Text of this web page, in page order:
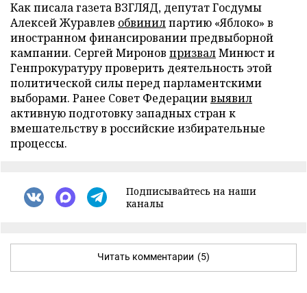
Как писала газета ВЗГЛЯД, депутат Госдумы
Алексей Журавлев обвинилпартию «Яблоко» в
иностранном финансировании предвыборной
кампании. Сергей Миронов призвалМинюст и
Генпрокуратуру проверить деятельность этой
политической силы перед парламентскими
выборами. Ранее Совет Федерациивыявил
активную подготовку западных стран к
вмешательству в российские избирательные
процессы.
Подписывайтесь на наши
каналы
Читать комментарии (5)